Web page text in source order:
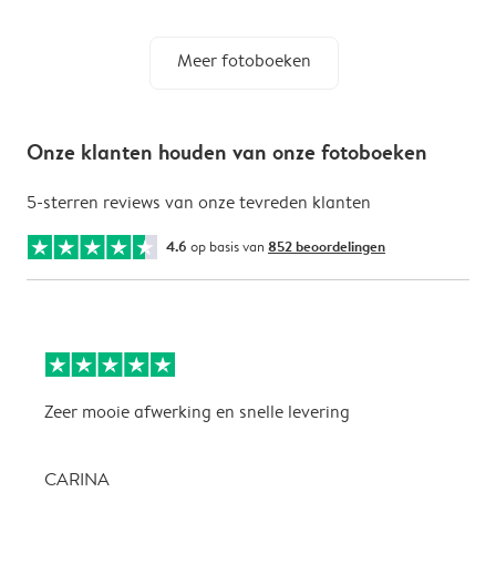
Meer fotoboeken
Onze klanten houden van onze fotoboeken
5-sterren reviews van onze tevreden klanten
4.6 op basis van 852 beoordelingen
Zeer mooie afwerking en snelle levering
CARINA